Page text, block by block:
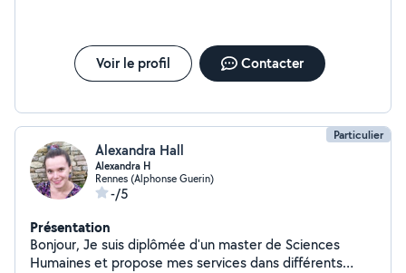
Voir le profil Contacter
Particulier
Alexandra Hall
Alexandra H
Rennes (Alphonse Guerin)
-/5
Présentation
Bonjour, Je suis diplômée d'un master de Sciences
Humaines et propose mes services dans différents